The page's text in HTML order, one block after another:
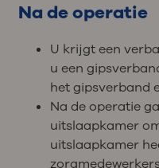
Na de operatie
U krijgt een
u een
het gipsverband
Na de operatie
uitslaapkamer
uitslaapkamer